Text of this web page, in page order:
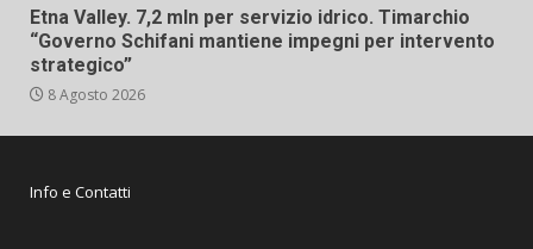
Etna Valley. 7,2 mln per servizio idrico. Timarchio
“Governo Schifani mantiene impegni per intervento
strategico”
8 Agosto 2026
Info e Contatti